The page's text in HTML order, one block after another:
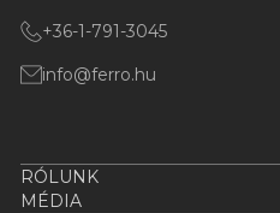
+36-1-791-3045
info@ferro.hu
RÓLUNK
MÉDIA